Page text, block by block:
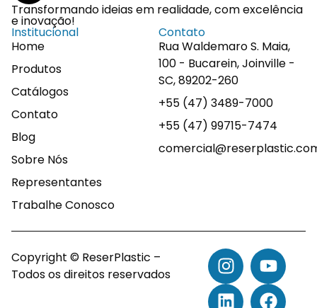
Transformando ideias em realidade, com excelência
e inovação!
Institucional
Home
Produtos
Catálogos
Contato
Blog
Sobre Nós
Representantes
Trabalhe Conosco
Contato
Rua Waldemaro S. Maia,
100 - Bucarein, Joinville -
SC, 89202-260
+55 (47) 3489-7000
+55 (47) 99715-7474
Copyright © ReserPlastic –
Todos os direitos reservados